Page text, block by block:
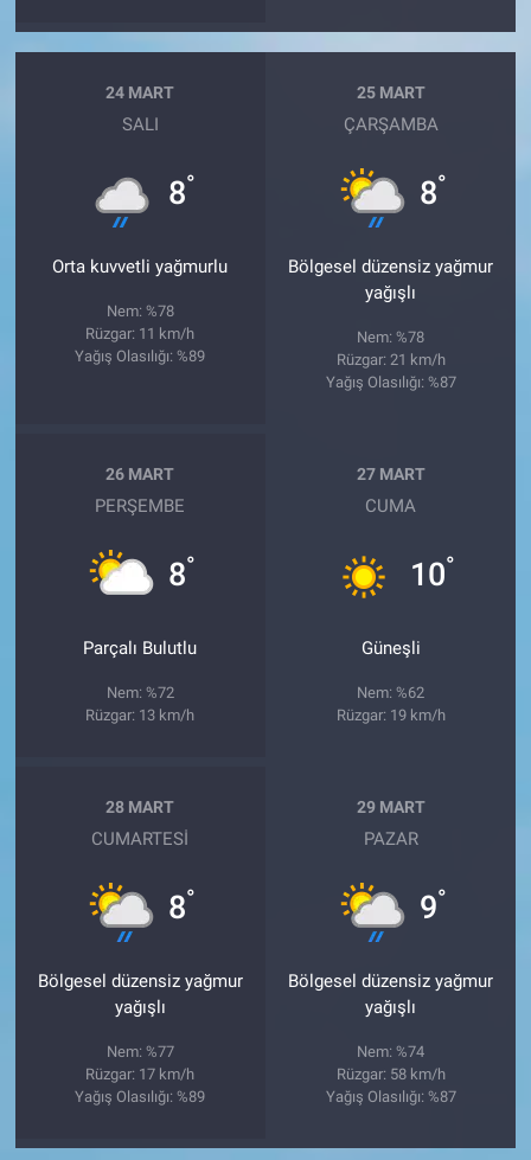
24 MART
SALI
8°
Orta kuvvetli yağmurlu
Nem: %78
Rüzgar: 11 km/h
Yağış Olasılığı: %89
25 MART
ÇARŞAMBA
8°
Bölgesel düzensiz yağmur
yağışlı
Nem: %78
Rüzgar: 21 km/h
Yağış Olasılığı: %87
26 MART
PERŞEMBE
8°
Parçalı Bulutlu
Nem: %72
Rüzgar: 13 km/h
27 MART
CUMA
10°
Güneşli
Nem: %62
Rüzgar: 19 km/h
28 MART
CUMARTESI
8°
Bölgesel düzensiz yağmur
yağışlı
Nem: %77
Rüzgar: 17 km/h
Yağış Olasılığı: %89
29 MART
PAZAR
9°
Bölgesel düzensiz yağmur
yağışlı
Nem: %74
Rüzgar: 58 km/h
Yağış Olasılığı: %87